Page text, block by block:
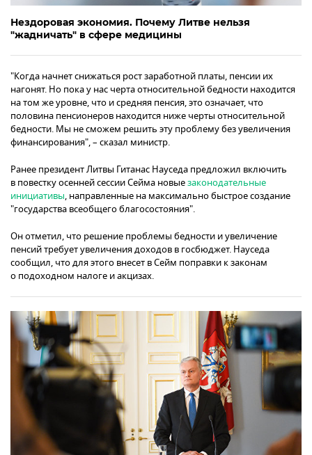
Нездоровая экономия. Почему Литве нельзя
"жадничать" в сфере медицины
"Когда начнет снижаться рост заработной платы, пенсии их
нагонят. Но пока у нас черта относительной бедности находится
на том же уровне, что и средняя пенсия, это означает, что
половина пенсионеров находится ниже черты относительной
бедности. Мы не сможем решить эту проблему без увеличения
финансирования", – сказал министр.
Ранее президент Литвы Гитанас Науседа предложил включить
в повестку осенней сессии Сейма новыезаконодательные
инициативы, направленные на максимально быстрое создание
"государства всеобщего благосостояния".
Он отметил, что решение проблемы бедности и увеличение
пенсий требует увеличения доходов в госбюджет. Науседа
сообщил, что для этого внесет в Сейм поправки к законам
о подоходном налоге и акцизах.